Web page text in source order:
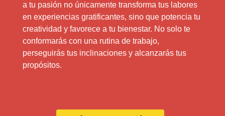
a tu pasión no únicamente transforma tus labores
en experiencias gratificantes, sino que potencia tu
creatividad y favorece a tu bienestar. No solo te
conformarás con una rutina de trabajo,
perseguirás tus inclinaciones y alcanzarás tus
propósitos.